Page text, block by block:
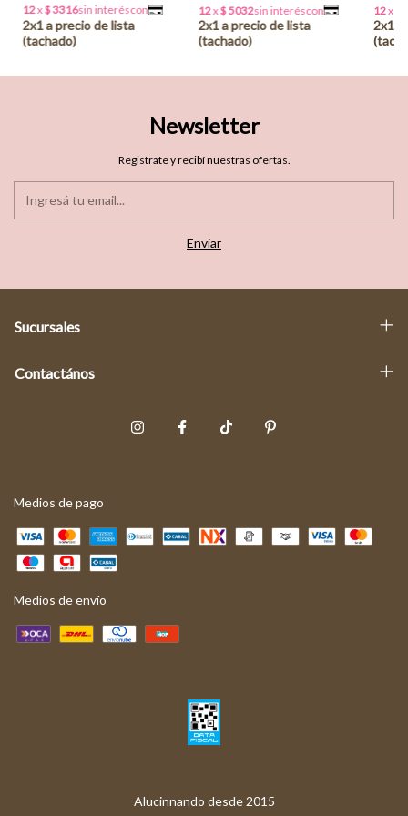
Newsletter
Registrate y recibí nuestras ofertas.
Sucursales
Contactános
Medios de pago
Medios de envío